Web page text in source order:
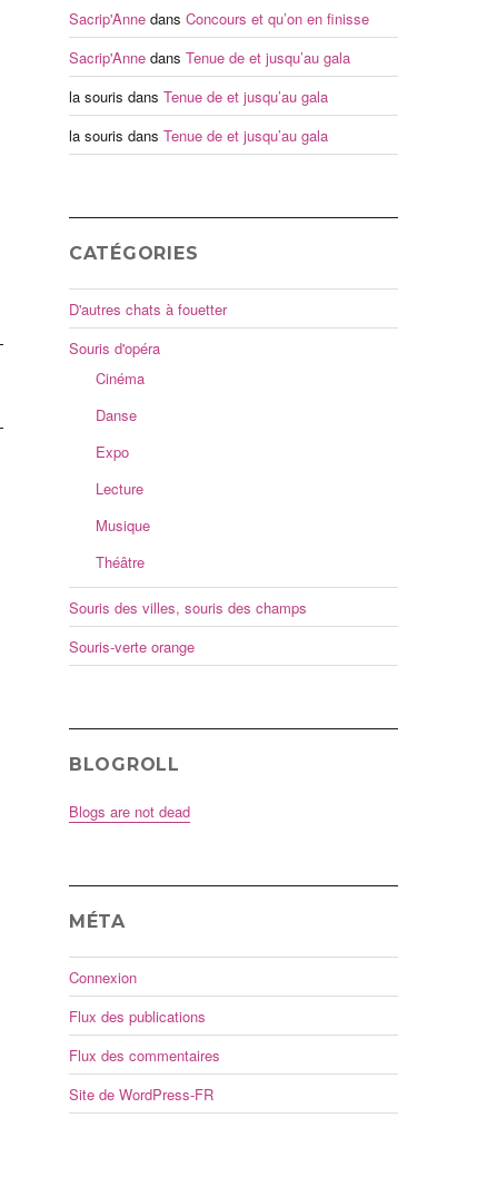
Sacrip'Annedans Concours et qu’on en finisse
Sacrip'Annedans Tenue de et jusqu’au gala
la souris dans Tenue de et jusqu’au gala
la souris dans Tenue de et jusqu’au gala
CATÉGORIES
D'autres chats à fouetter
Souris d'opéra
Cinéma
Danse
Expo
Lecture
Musique
Théâtre
Souris des villes, souris des champs
Souris-verte orange
BLOGROLL
Blogs are not dead
MÉTA
Connexion
Flux des publications
Flux des commentaires
Site de WordPress-FR